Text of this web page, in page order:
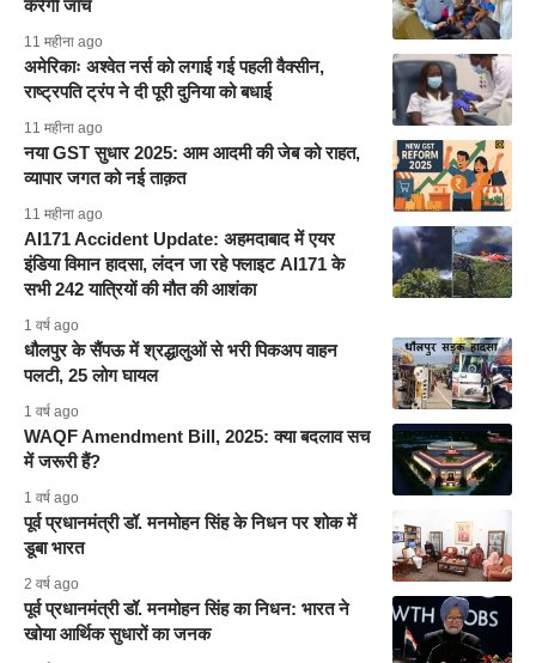
करेगी जांच
11 महीना ago
अमेरिकाः अश्वेत नर्स को लगाई गई पहली वैक्सीन,
राष्ट्रपति ट्रंप ने दी पूरी दुनिया को बधाई
11 महीना ago
नया GST सुधार 2025: आम आदमी की जेब को राहत,
व्यापार जगत को नई ताक़त
11 महीना ago
AI171 Accident Update: अहमदाबाद में एयर
इंडिया विमान हादसा, लंदन जा रहे फ्लाइट AI171 के
सभी 242 यात्रियों की मौत की आशंका
1 वर्ष ago
धौलपुर के सैंपऊ में श्रद्धालुओं से भरी पिकअप वाहन
पलटी, 25 लोग घायल​
1 वर्ष ago
WAQF Amendment Bill, 2025: क्या बदलाव सच
में जरूरी हैं?
1 वर्ष ago
पूर्व प्रधानमंत्री डॉ. मनमोहन सिंह के निधन पर शोक में
डूबा भारत
2 वर्ष ago
पूर्व प्रधानमंत्री डॉ. मनमोहन सिंह का निधन: भारत ने
खोया आर्थिक सुधारों का जनक